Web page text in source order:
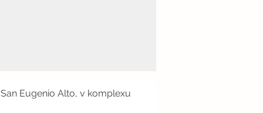
Eugenio Alto, v komplexu